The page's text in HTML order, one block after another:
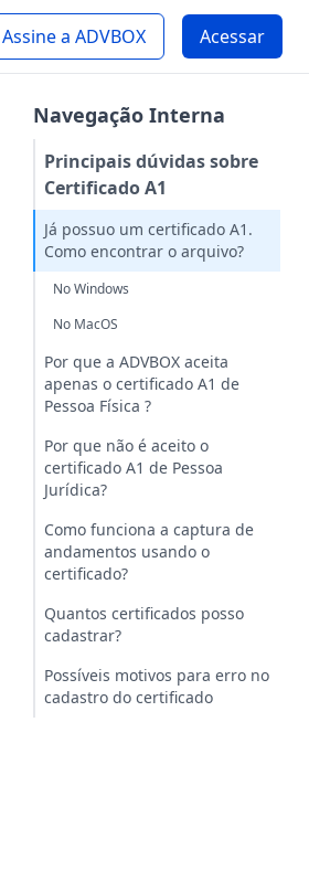
Assine a ADVBOX Acessar
Navegação Interna
Principais dúvidas sobre
Certificado A1
Já possuo um certificado A1.
Como encontrar o arquivo?
No Windows
No MacOS
Por que a ADVBOX aceita
apenas o certificado A1 de
Pessoa Física ?
Por que não é aceito o
certificado A1 de Pessoa
Jurídica?
Como funciona a captura de
andamentos usando o
certificado?
Quantos certificados posso
cadastrar?
Possíveis motivos para erro no
cadastro do certificado